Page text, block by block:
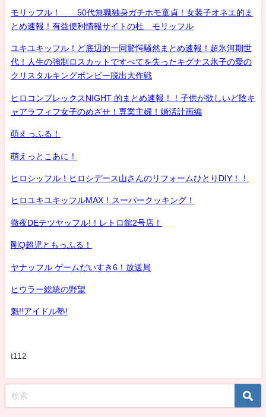
モリッフル！ 50代無職独身ガチホモ童貞！女装子オネエ的ま
とめ速報！有益便利情報サイトの杜 モリッフル
ユキユキッフル！ど底辺的一同驚愕騒然まとめ速報！超氷河期世
代！人生の強制ロスカットですべてを失ったキグナス氷子の愛の
クリスタルキングボンビー脱出大作戦
ヒロコンプレックスNIGHT 的まとめ速報！！子供が欲しいど陰キ
ャアラフィフ女子のめざせ！専業主婦！婚活計画編
萌えっふる！
萌えっとこあに！
ヒロシッフル！ヒロシデース山さんのリフォームひとりDIY！！
ヒロユキユキッフルMAX！スーパークッキング！
徹夜DEテツヤッフル!！レトロ館2号店！
剛Q超児ともっふる！
ヤナッフル ゲームだいすき6！放送局
ヒウラー総統の野望
魁!!アイドル塾!
t112